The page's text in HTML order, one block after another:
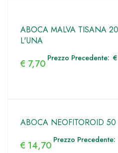
ABOCA MALVA TISANA
L'UNA
€ 7,70 Prezzo Precedente: €
ABOCA NEOFITOROID
€ 14,70 Prezzo Precedente: